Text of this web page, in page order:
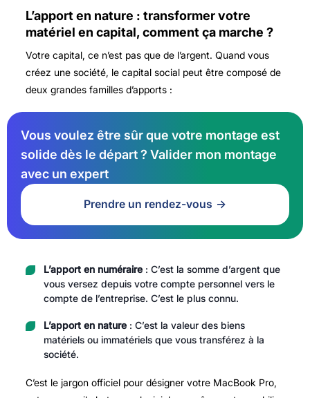
L’apport en nature : transformer votre
matériel en capital, comment ça marche ?
Votre capital, ce n’est pas que de l’argent. Quand vous
créez une société, le capital social peut être composé de
deux grandes familles d’apports :
Vous voulez être sûr que votre montage est
solide dès le départ ? Valider mon montage
avec un expert
Prendre un rendez-vous
L’apport en numéraire: C’est la somme d’argent que
vous versez depuis votre compte personnel vers le
compte de l’entreprise. C’est le plus connu.
L’apport en nature: C’est la valeur des biens
matériels ou immatériels que vous transférez à la
société.
C’est le jargon officiel pour désigner votre MacBook Pro,